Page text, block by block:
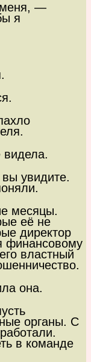
—
я
увидите.
месяцы.
её не
директор
финансовому
властный
она.
органы. С
в команде